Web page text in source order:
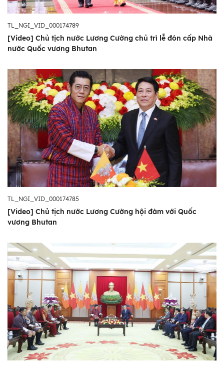
TL_NGI_VID_000174789
[Video] Chủ tịch nước Lương Cường chủ trì lễ đón cấp Nhà
nước Quốc vương Bhutan
TL_NGI_VID_000174785
[Video] Chủ tịch nước Lương Cường hội đàm với Quốc
vương Bhutan